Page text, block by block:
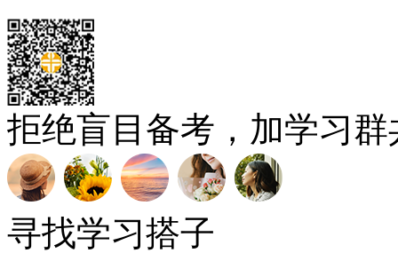
拒绝盲目备考，加学习
寻找学习搭子